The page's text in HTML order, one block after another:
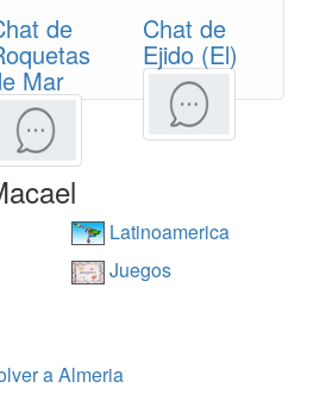
de
Mar
Chat de
Ejido (El)
Latinoamerica
Juegos
a Almeria